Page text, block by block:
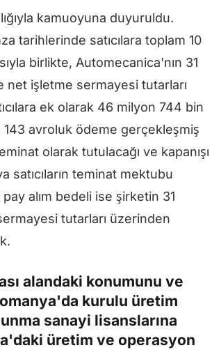
kamuoyuna duyuruldu.
tarihlerinde satıcılara toplam 10
birlikte, Automecanica'nın 31
net işletme sermayesi tutarları
ek olarak 46 milyon 744 bin
avroluk ödeme gerçekleşmiş
olarak tutulacağı ve kapanışı
teminat mektubu
alım bedeli ise şirketin 31
tutarları üzerinden
alandaki konumunu ve
kurulu üretim
sanayi lisanslarına
üretim ve operasyon